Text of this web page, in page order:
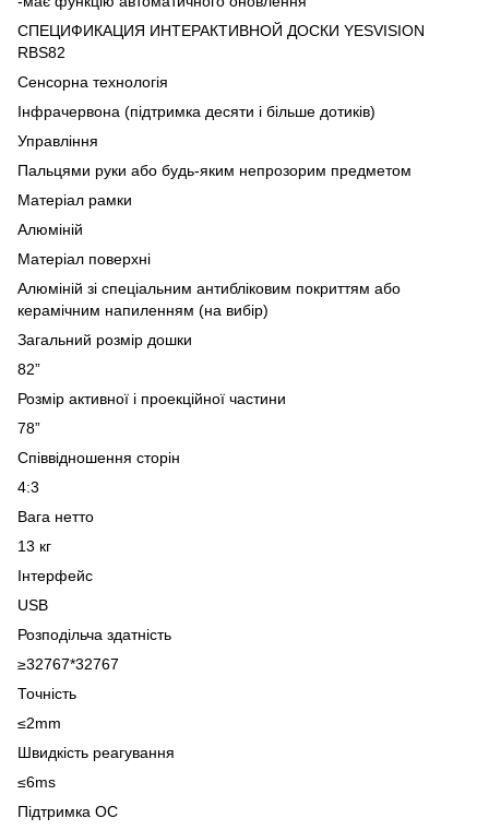
СПЕЦИФИКАЦИЯ ИНТЕРАКТИВНОЙ ДОСКИ YESVISION
RBS82
Сенсорна технологія
Інфрачервона (підтримка десяти і більше дотиків)
Управління
Пальцями руки або будь-яким непрозорим предметом
Матеріал рамки
Алюміній
Матеріал поверхні
Алюміній зі спеціальним антибліковим покриттям або
керамічним напиленням (на вибір)
Загальний розмір дошки
82”
Розмір активної і проекційної частини
78”
Співвідношення сторін
4:3
Вага нетто
13 кг
Інтерфейс
USB
Розподільча здатність
≥32767*32767
Точність
≤2mm
Швидкість реагування
≤6ms
Підтримка ОС